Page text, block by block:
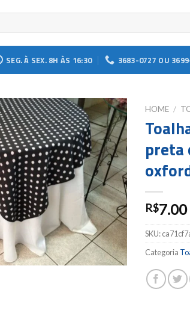
SEG. À SEX. 8H ÀS 16:30 3683-0727 OU
Add to
wishlist
HOME /
preta
R$7.00
SKU:
Categoria